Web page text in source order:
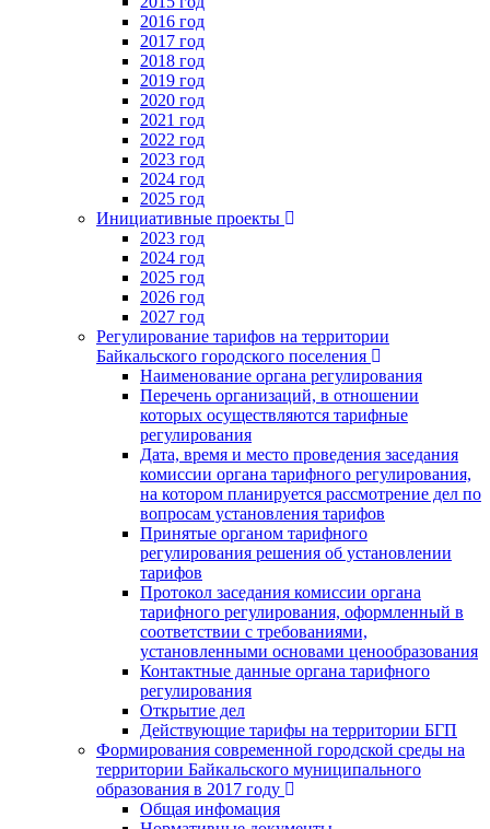
2016 год
2017 год
2018 год
2019 год
2020 год
2021 год
2022 год
2023 год
2024 год
2025 год
Инициативные проекты
2023 год
2024 год
2025 год
2026 год
2027 год
Регулирование тарифов на территории
Байкальского городского поселения
Наименование органа регулирования
Перечень организаций, в отношении
которых осуществляются тарифные
регулирования
Дата, время и место проведения заседания
комиссии органа тарифного регулирования,
на котором планируется рассмотрение дел по
вопросам установления тарифов
Принятые органом тарифного
регулирования решения об установлении
тарифов
Протокол заседания комиссии органа
тарифного регулирования, оформленный в
соответствии с требованиями,
установленными основами ценообразования
Контактные данные органа тарифного
регулирования
Открытие дел
Действующие тарифы на территории БГП
Формирования современной городской среды на
территории Байкальского муниципального
образования в 2017 году
Общая инфомация